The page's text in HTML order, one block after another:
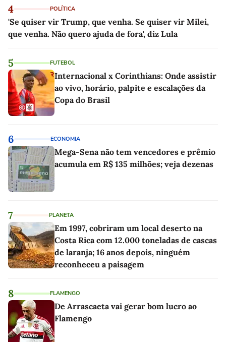
4 POLÍTICA
'Se quiser vir Trump, que venha. Se quiser vir Milei,
que venha. Não quero ajuda de fora', diz Lula
5 FUTEBOL
Internacional x Corinthians: Onde assistir
ao vivo, horário, palpite e escalações da
Copa do Brasil
6 ECONOMIA
Mega-Sena não tem vencedores e prêmio
acumula em R$ 135 milhões; veja dezenas
7 PLANETA
Em 1997, cobriram um local deserto na
Costa Rica com 12.000 toneladas de cascas
de laranja; 16 anos depois, ninguém
reconheceu a paisagem
8 FLAMENGO
De Arrascaeta vai gerar bom lucro ao
Flamengo